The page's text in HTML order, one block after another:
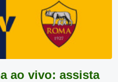
ao vivo: assista